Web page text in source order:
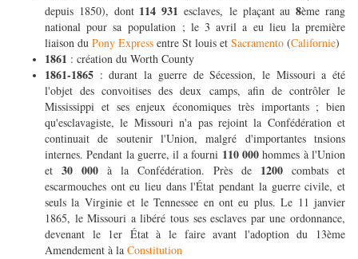
depuis 1850), dont 114 931 esclaves, le plaçant au8ème rang
national pour sa population ; le 3 avril a eu lieu la première
liaison du Pony Express entre St louis et Sacramento (Californie)
1861 : création du Worth County
1861-1865 : durant la guerre de Sécession, le Missouri a été
l'objet des convoitises des deux camps, afin de contrôler le
Mississippi et ses enjeux économiques très importants ; bien
qu'esclavagiste, le Missouri n'a pas rejoint la Confédération et
continuait de soutenir l'Union, malgré d'importantes tnsions
internes. Pendant la guerre, il a fourni 110 000hommes à l'Union
et 30 000 à la Confédération. Près de 1200 combats et
escarmouches ont eu lieu dans l'État pendant la guerre civile, et
seuls la Virginie et le Tennessee en ont eu plus. Le 11 janvier
1865, le Missouri a libéré tous ses esclaves par une ordonnance,
devenant le 1er État à le faire avant l'adoption du 13ème
Amendement à la Constitution